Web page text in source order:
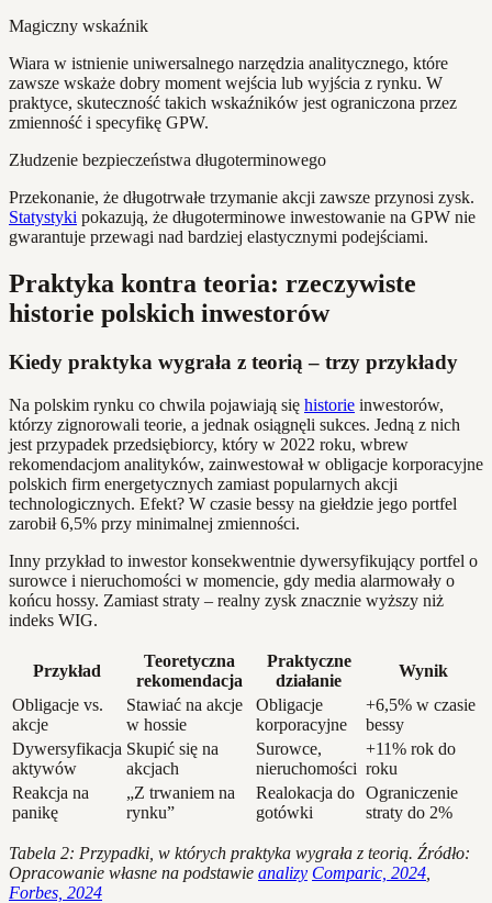
Magiczny wskaźnik
Wiara w istnienie uniwersalnego narzędzia analitycznego, które
zawsze wskaże dobry moment wejścia lub wyjścia z rynku. W
praktyce, skuteczność takich wskaźników jest ograniczona przez
zmienność i specyfikę GPW.
Złudzenie bezpieczeństwa długoterminowego
Przekonanie, że długotrwałe trzymanie akcji zawsze przynosi zysk.
Statystyki pokazują, że długoterminowe inwestowanie na GPW nie
gwarantuje przewagi nad bardziej elastycznymi podejściami.
Praktyka kontra teoria: rzeczywiste
historie polskich inwestorów
Kiedy praktyka wygrała z teorią – trzy przykłady
Na polskim rynku co chwila pojawiają się historie inwestorów,
którzy zignorowali teorie, a jednak osiągnęli sukces. Jedną z nich
jest przypadek przedsiębiorcy, który w 2022 roku, wbrew
rekomendacjom analityków, zainwestował w obligacje korporacyjne
polskich firm energetycznych zamiast popularnych akcji
technologicznych. Efekt? W czasie bessy na giełdzie jego portfel
zarobił 6,5% przy minimalnej zmienności.
Inny przykład to inwestor konsekwentnie dywersyfikujący portfel o
surowce i nieruchomości w momencie, gdy media alarmowały o
końcu hossy. Zamiast straty – realny zysk znacznie wyższy niż
indeks WIG.
Przykład
Teoretyczna
rekomendacja
Praktyczne
działanie
Wynik
Obligacje vs.
akcje
Stawiać na akcje
w hossie
Obligacje
korporacyjne
+6,5% w czasie
bessy
Dywersyfikacja
aktywów
Skupić się na
akcjach
Surowce,
nieruchomości
+11% rok do
roku
Reakcja na
panikę
„Z trwaniem na
rynku”
Realokacja do
gotówki
Ograniczenie
straty do 2%
Tabela 2: Przypadki, w których praktyka wygrała z teorią. Źródło:
Opracowanie własne na podstawie analizy Comparic, 2024
Forbes, 2024